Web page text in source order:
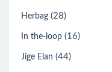
Herbag (28)
In the-loop (16)
Jige Elan (44)